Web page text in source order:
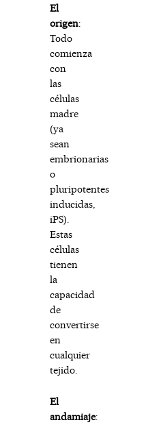
El
origen:
Todo
comienza
con
las
células
madre
(ya
sean
embrionarias
o
pluripotentes
inducidas,
iPS).
Estas
células
tienen
la
capacidad
de
convertirse
en
cualquier
tejido.
El
andamiaje: